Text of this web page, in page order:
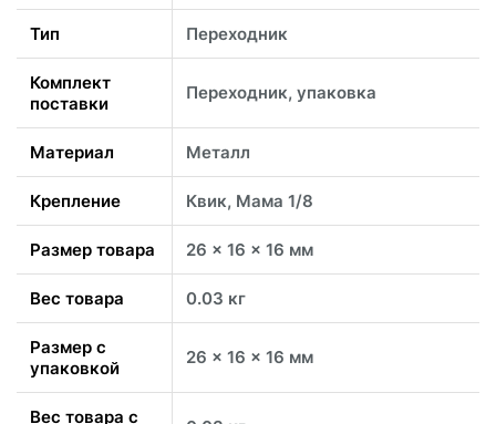
Тип Переходник
Комплект
поставки
Переходник, упаковка
Материал Металл
Крепление Квик, Мама 1/8
Размер товара 26 x 16 x 16 мм
Вес товара 0.03 кг
Размер с
упаковкой
26 x 16 x 16 мм
Вес товара с